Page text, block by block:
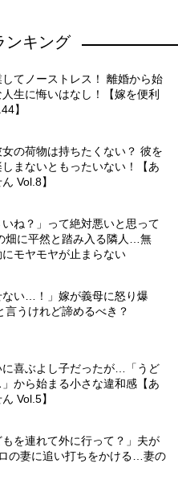
ンキング
てノーストレス！ 離婚から始
生に悔いはなし！【嫁を便利
】
の荷物は持ちたくない？ 彼を
まないともったいない！【あ
Vol.8】
いね？」って絶対悪いと思って
畑に平然と踏み入る隣人…無
モヤモヤが止まらない
ない…！」嫁が義母に怒り爆
言うけれど諦めるべき？
に喜ぶよし子だったが…「うど
から始まる小さな違和感【あ
Vol.5】
もを連れて外に行って？」夫が
の妻に追い打ちをかける…妻の